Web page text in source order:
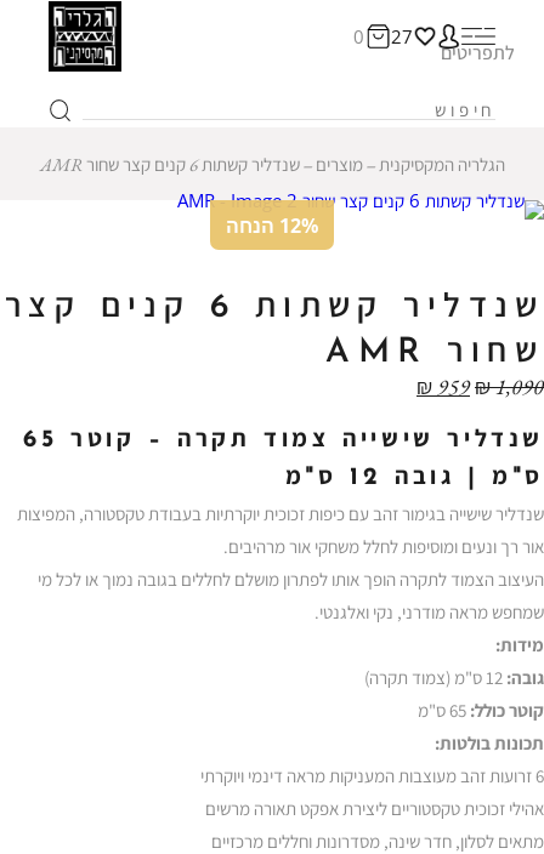
27
0
לתפריטים
הגלריה המקסיקנית ‒מוצרים ‒שנדליר קשתות 6 קנים קצר שחור AMR
12% הנחה
שנדליר קשתות 6 קנים קצר
שחור AMR
₪1,090
₪ 959
שנדליר שישייה צמוד תקרה – קוטר 65
ס"מ | גובה 12 ס"מ
שנדליר שישייה בגימור זהב עם כיפות זכוכית יוקרתיות בעבודת טקסטורה, המפיצות
אור רך ונעים ומוסיפות לחלל משחקי אור מרהיבים.
העיצוב הצמוד לתקרה הופך אותו לפתרון מושלם לחללים בגובה נמוך או לכל מי
שמחפש מראה מודרני, נקי ואלגנטי.
מידות:
גובה:
קוטר כולל:
תכונות בולטות:
6 זרועות זהב מעוצבות המעניקות מראה דינמי ויוקרתי
אהילי זכוכית טקסטוריים ליצירת אפקט תאורה מרשים
מתאים לסלון, חדר שינה, מסדרונות וחללים מרכזיים